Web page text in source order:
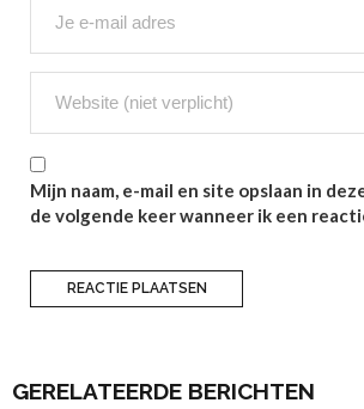
Mijn naam, e-mail en site opslaan in
de volgende keer wanneer ik een
GERELATEERDE BERICHTEN